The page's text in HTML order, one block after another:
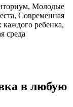
Молодые
Современная
каждого ребенка,
среда
в любую